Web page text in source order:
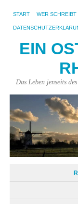
START WER SCHREIBT
EIN
Das Leben jenseits